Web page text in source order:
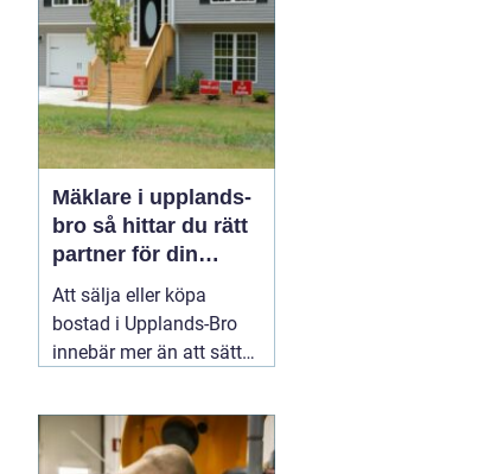
Mäklare i upplands-
bro så hittar du rätt
partner för din
bostadsaffär
Att sälja eller köpa
bostad i Upplands-Bro
innebär mer än att sätta
annons. Marknaden rör
sig snabbt, varje område
har sina egna